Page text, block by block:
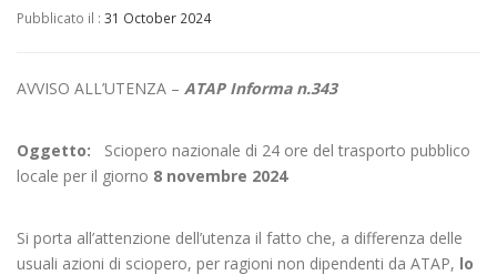
Pubblicato il : 31 October 2024
AVVISO ALL’UTENZA – ATAP Informa n.343
Oggetto: Sciopero nazionale di 24 ore del trasporto pubblico
locale per il giorno 8 novembre 2024
Si porta all’attenzione dell’utenza il fatto che, a differenza delle
usuali azioni di sciopero, per ragioni non dipendenti da ATAP, lo